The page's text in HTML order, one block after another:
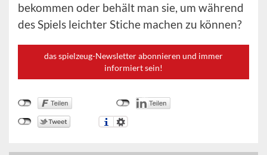
bekommen oder behält man sie, um während
des Spiels leichter Stiche machen zu können?
das spielzeug-Newsletter abonnieren und immer
informiert sein!